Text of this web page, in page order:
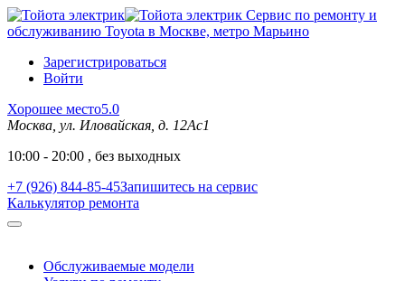
Сервис по ремонту и
обслуживанию Toyota в Москве, метро Марьино
Зарегистрироваться
Войти
Хорошее место5.0
Москва, ул. Иловайская, д. 12Ас1
10:00 - 20:00 , без выходных
+7 (926) 844-85-45Запишитесь на сервис
Калькулятор ремонта
Обслуживаемые модели